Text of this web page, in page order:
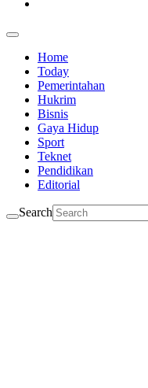
Home
Today
Pemerintahan
Hukrim
Bisnis
Gaya Hidup
Sport
Teknet
Pendidikan
Editorial
Search